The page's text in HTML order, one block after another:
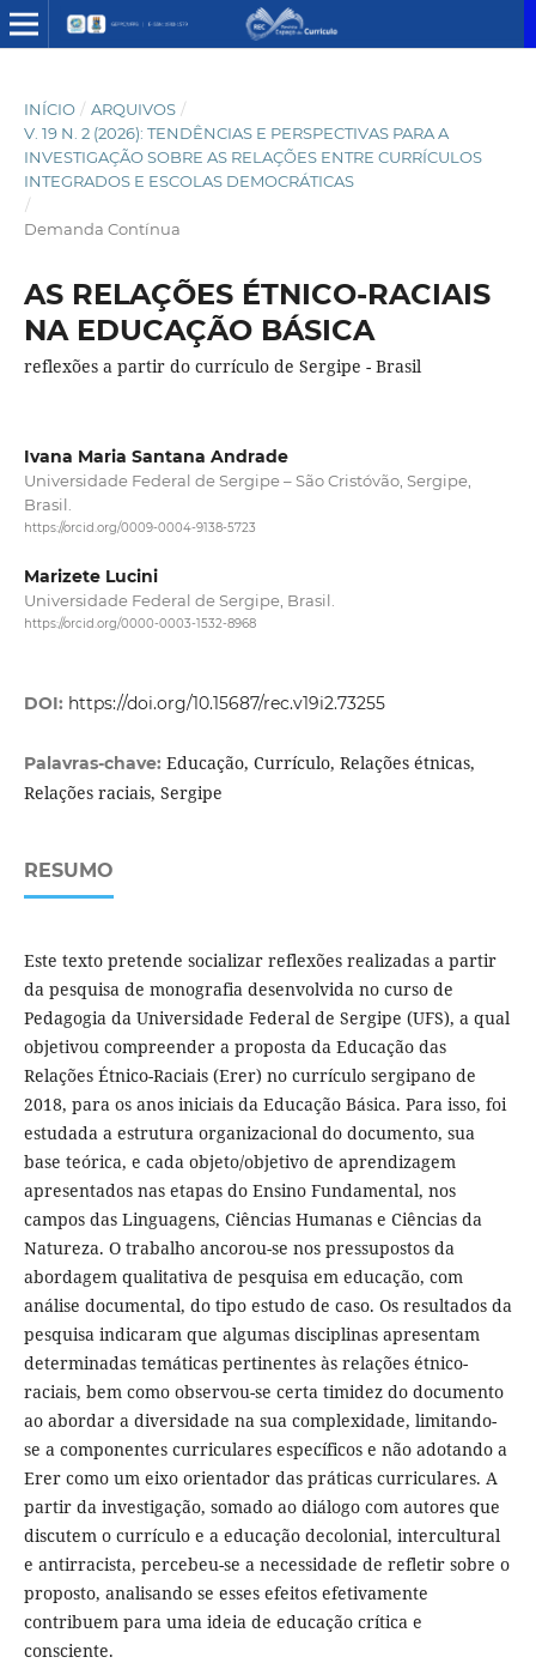
INÍCIO / ARQUIVOS /
V. 19 N. 2 (2026): TENDÊNCIAS E PERSPECTIVAS PARA A
INVESTIGAÇÃO SOBRE AS RELAÇÕES ENTRE CURRÍCULOS
INTEGRADOS E ESCOLAS DEMOCRÁTICAS
/
Demanda Contínua
AS RELAÇÕES ÉTNICO-RACIAIS
NA EDUCAÇÃO BÁSICA
reflexões a partir do currículo de Sergipe - Brasil
Ivana Maria Santana Andrade
Universidade Federal de Sergipe – São Cristóvão, Sergipe,
Brasil.
https://orcid.org/0009-0004-9138-5723
Marizete Lucini
Universidade Federal de Sergipe, Brasil.
https://orcid.org/0000-0003-1532-8968
DOI: https://doi.org/10.15687/rec.v19i2.73255
Palavras-chave: Educação, Currículo, Relações étnicas,
Relações raciais, Sergipe
RESUMO
Este texto pretende socializar reflexões realizadas a partir
da pesquisa de monografia desenvolvida no curso de
Pedagogia da Universidade Federal de Sergipe (UFS), a qual
objetivou compreender a proposta da Educação das
Relações Étnico-Raciais (Erer) no currículo sergipano de
2018, para os anos iniciais da Educação Básica. Para isso, foi
estudada a estrutura organizacional do documento, sua
base teórica, e cada objeto/objetivo de aprendizagem
apresentados nas etapas do Ensino Fundamental, nos
campos das Linguagens, Ciências Humanas e Ciências da
Natureza. O trabalho ancorou-se nos pressupostos da
abordagem qualitativa de pesquisa em educação, com
análise documental, do tipo estudo de caso. Os resultados da
pesquisa indicaram que algumas disciplinas apresentam
determinadas temáticas pertinentes às relações étnico-
raciais, bem como observou-se certa timidez do documento
ao abordar a diversidade na sua complexidade, limitando-
se a componentes curriculares específicos e não adotando a
Erer como um eixo orientador das práticas curriculares. A
partir da investigação, somado ao diálogo com autores que
discutem o currículo e a educação decolonial, intercultural
e antirracista, percebeu-se a necessidade de refletir sobre o
proposto, analisando se esses efeitos efetivamente
contribuem para uma ideia de educação crítica e
consciente.